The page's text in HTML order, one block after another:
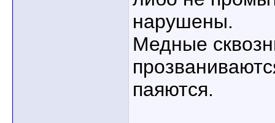
нарушены.
Медные
паяются.